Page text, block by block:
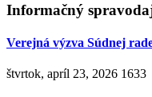
Informačný
Verejná výzva Súdnej
štvrtok, apríl 23, 2026 1633